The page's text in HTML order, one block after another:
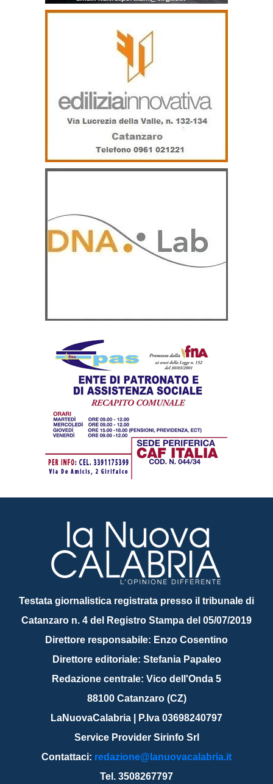
Testata giornalistica registrata presso il tribunale di
Catanzaro n. 4 del Registro Stampa del 05/07/2019
Direttore responsabile: Enzo Cosentino
Direttore editoriale: Stefania Papaleo
Redazione centrale: Vico dell'Onda 5
88100 Catanzaro (CZ)
LaNuovaCalabria | P.Iva 03698240797
Service Provider Sirinfo Srl
Contattaci: redazione@lanuovacalabria.it
Tel. 3508267797